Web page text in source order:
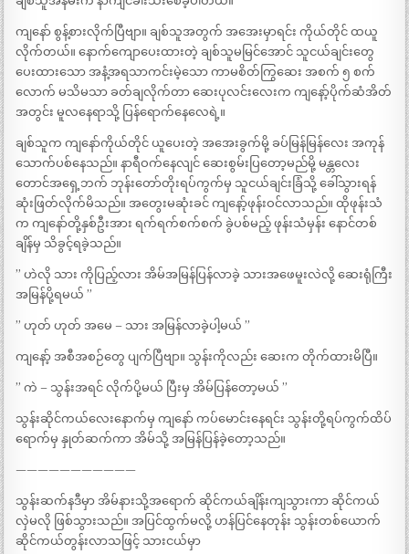
ကျနော် စွန့်စားလိုက်ပြီဗျာ။ ချစ်သူအတွက် အအေးမှာရင်း ကိုယ်တိုင် ထယူ
လိုက်တယ်။ နောက်ကျောပေးထားတဲ့ ချစ်သူမမြင်အောင် သူငယ်ချင်းတွေ
ပေးထားသော အနံ့အရသာကင်းမဲ့သော ကာမစိတ်ကြွဆေး အစက် ၅ စက်
လောက် မသိမသာ ခတ်ချလိုက်တာ ဆေးပုလင်းလေးက ကျနော့်ပိုက်ဆံအိတ်
အတွင်း မူလနေရာသို့ ပြန်ရောက်နေလေရဲ့။
ချစ်သူက ကျနော်ကိုယ်တိုင် ယူပေးတဲ့ အအေးခွက်မို့ ခပ်မြန်မြန်လေး အကုန်
သောက်ပစ်နေသည်။ နာရီဝက်နေလျင် ဆေးစွမ်းပြတော့မည်မို့ မန္တလေး
တောင်အရှေ့ဘက် ဘုန်းတော်တိုးရပ်ကွက်မှ သူငယ်ချင်းခြံသို့ ခေါ်သွားရန်
ဆုံးဖြတ်လိုက်မိသည်။ အတွေးမဆုံးခင် ကျနော့်ဖုန်းဝင်လာသည်။ ထိုဖုန်းသံ
က ကျနော်တို့နှစ်ဦးအား ရက်ရက်စက်စက် ခွဲပစ်မည့် ဖုန်းသံမှန်း နောင်တစ်
ချိန်မှ သိခွင့်ရခဲ့သည်။
” ဟဲလို သား ကိုပြည့်လား အိမ်အမြန်ပြန်လာခဲ့ သားအဖေမူးလဲလို့ ဆေးရုံကြီး
အမြန်ပို့ရမယ် ”
” ဟုတ် ဟုတ် အမေ – သား အမြန်လာခဲ့ပါ့မယ် ”
ကျနော့် အစီအစဉ်တွေ ပျက်ပြီဗျာ။ သွန်းကိုလည်း ဆေးက တိုက်ထားမိပြီ။
” ကဲ – သွန်းအရင် လိုက်ပို့မယ် ပြီးမှ အိမ်ပြန်တော့မယ် ”
သွန်းဆိုင်ကယ်လေးနောက်မှ ကျနော် ကပ်မောင်းနေရင်း သွန်းတို့ရပ်ကွက်ထိပ်
ရောက်မှ နှုတ်ဆက်ကာ အိမ်သို့ အမြန်ပြန်ခဲ့တော့သည်။
———————————
သွန်းဆက်နဒီမှာ အိမ်နားသို့အရောက် ဆိုင်ကယ်ချိန်းကျသွားကာ ဆိုင်ကယ်
လှဲမလို ဖြစ်သွားသည်။ အပြင်ထွက်မလို့ ဟန်ပြင်နေတုန်း သွန်းတစ်ယောက်
ဆိုင်ကယ်တွန်းလာသဖြင့် သားငယ်မှာ